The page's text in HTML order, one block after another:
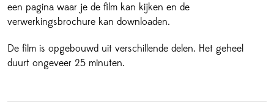
een pagina waar je de film kan kijken en de
verwerkingsbrochure kan downloaden.
De film is opgebouwd uit verschillende delen. Het geheel
duurt ongeveer 25 minuten.